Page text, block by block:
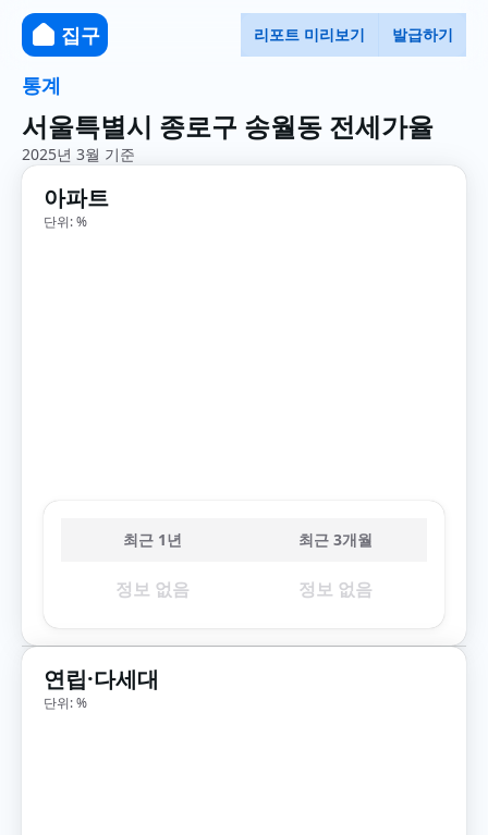
집구 리포트 미리보기 발급하기
통계
서울특별시 종로구 송월동 전세가율
2025년 3월 기준
아파트
단위: %
최근 1년 최근 3개월
정보 없음 정보 없음
연립·다세대
단위: %